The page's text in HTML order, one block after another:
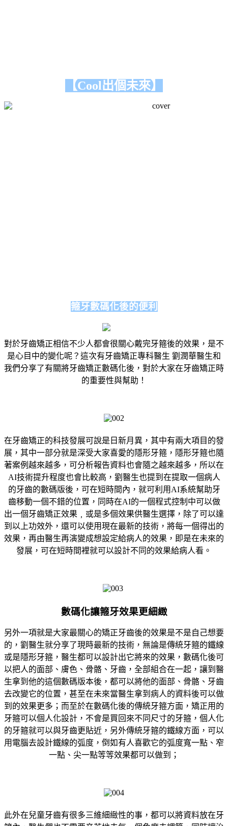
【Cool出個未來】
箍牙數碼化後的便利
對於牙齒矯正相信不少人都會很關心戴完牙箍後的效果，是不
是心目中的變化呢？這次有牙齒矯正專科醫生 劉潤華醫生和
我們分享了有關將牙齒矯正數碼化後，對於大家在牙齒矯正時
的重要性與幫助！
在牙齒矯正的科技發展可說是日新月異，其中有兩大項目的發
展，其中一部分就是深受大家喜愛的隱形牙箍，隱形牙箍也隨
著案例越來越多，可分析報告資料也會隨之越來越多，所以在
AI技術提升程度也會比較高，劉醫生也提到在提取一個病人
的牙齒的數碼版後，可在短時間內，就可利用AI系統幫助牙
齒移動一個不錯的位置，同時在AI的一個程式控制中可以做
出一個牙齒矯正效果﹐或是多個效果供醫生選擇，除了可以達
到以上功效外，還可以使用現在最新的技術，將每一個得出的
效果，再由醫生再演變成想設定給病人的效果，即是在未來的
發展，可在短時間裡就可以設計不同的效果給病人看。
數碼化讓箍牙效果更細緻
另外一項就是大家最關心的矯正牙齒後的效果是不是自己想要
的，劉醫生就分享了現時最新的技術，無論是傳統牙箍的鐵線
或是隱形牙箍，醫生都可以設計出它將來的效果，數碼化後可
以把人的面部、膚色、骨骼、牙齒，全部組合在一起，讓到醫
生拿到他的這個數碼版本後，都可以將他的面部、骨骼、牙齒
去改變它的位置，甚至在未來當醫生拿到病人的資料後可以做
到的效果更多；而至於在數碼化後的傳統牙箍方面，矯正用的
牙箍可以個人化設計，不會是買回來不同尺寸的牙箍，個人化
的牙箍就可以與牙齒更貼近，另外傳統牙箍的鐵線方面，可以
用電腦去設計鐵線的弧度，倒如有人喜歡它的弧度寬一點、窄
一點、尖一點等等效果都可以做到；
此外在兒童牙齒有很多三維細緻性的事，都可以將資料放在牙